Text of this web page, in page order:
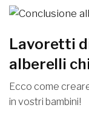
Lavoretti
alberelli
Ecco come
in vostri bambini!